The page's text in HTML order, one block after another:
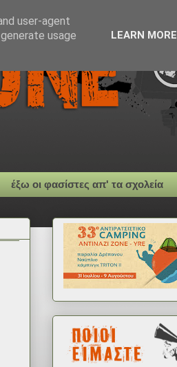
έξω οι φασίστες απ' τα σχολεία
user-agent
usage
LEARN MORE